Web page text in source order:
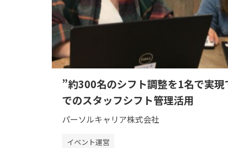
”約300名のシフト調整を1名で実
でのスタッフシフト管理活用
パーソルキャリア株式会社
イベント運営